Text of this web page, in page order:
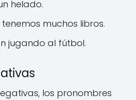
helado.
tenemos muchos libros.
jugando al fútbol.
los pronombres